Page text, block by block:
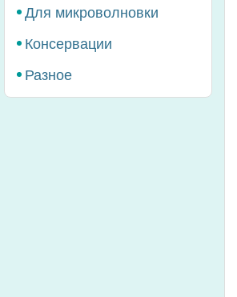
Для микроволновки
Консервации
Разное